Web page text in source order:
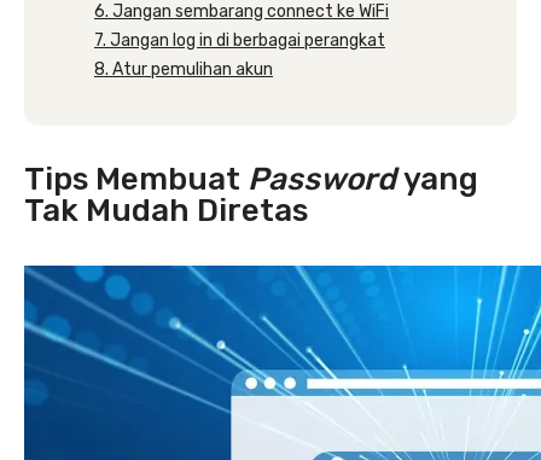
6. Jangan sembarang connect ke WiFi
7. Jangan log in di berbagai perangkat
8. Atur pemulihan akun
Tips Membuat Passwordyang
Tak Mudah Diretas